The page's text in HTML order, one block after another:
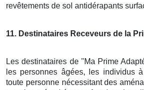
revêtements de sol antidérapants
11. Destinataires Receveurs de la
Les destinataires de "Ma Prime
les personnes âgées, les individus
toute personne nécessitant des